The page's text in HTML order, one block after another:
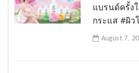
แบรนด์ครั้ง
กระแส #ผิว
August 7,